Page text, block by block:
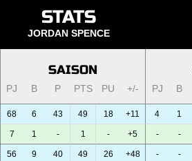
STATS
JORDAN SPENCE
SAISON
PJ B P PTS PU +/- PJ B
68 6 43 49 18 +11 4 1
7 1 - 1 - +5 - -
56 9 40 49 26 +48 - -